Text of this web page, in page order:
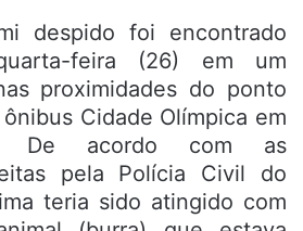
despido foi encontrado
feira (26) em um
proximidades do ponto
Cidade Olímpica em
De acordo com as
pela Polícia Civil do
teria sido atingido com